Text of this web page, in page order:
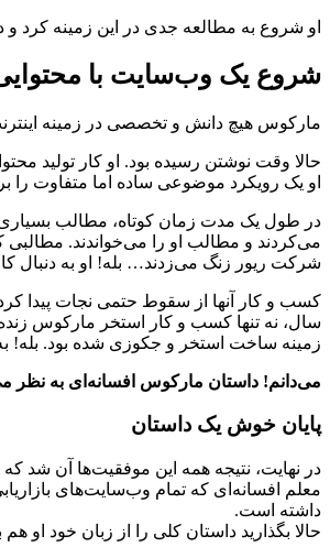
او شروع به مطالعه جدی در این زمینه کرد
شروع یک وب‌سایت با
مارکوس هیچ دانش و تخصصی در زمینه
حالا وقت نوشتن رسیده بود. او کار تولید
او یک رویکرد موضوعی ساده اما متفاوت را
در طول یک مدت زمان کوتاه، مطالب
می‌کردند و مطالب او را می‌خواندند. مطالبی
شرکت ریور زنگ می‌زدند… بله! او به دنبال کار
کسب و کار آنها از سقوط حتمی نجات پیدا
سال، نه تنها کسب و کار استخر مارکوس زنده
زمینه ساخت استخر و جکوزی شده بود. بله!
می‌دانم! داستان مارکوس افسانه‌ای به نظر
پایان خوش یک داستان
معلم افسانه‌ای که تمام وب‌سایت‌های
داشته است.
حالا بگذارید داستان کلی را از زبان خود او هم